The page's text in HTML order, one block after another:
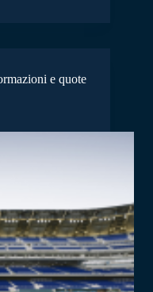
e quote